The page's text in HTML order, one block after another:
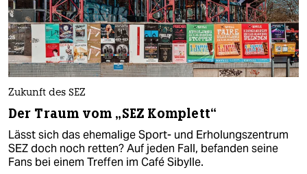
Zukunft des SEZ
Der Traum vom „SEZ Komplett“
Lässt sich das ehemalige Sport- und Erholungszentrum
SEZ doch noch retten? Auf jeden Fall, befanden seine
Fans bei einem Treffen im Café Sibylle.